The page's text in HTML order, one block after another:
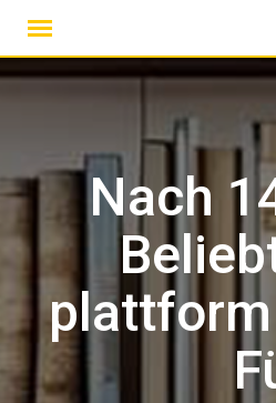
Nach